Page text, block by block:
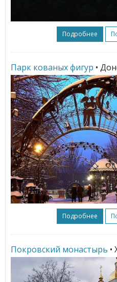
Подробнее
Парк кованых фигур •
Подробнее
Покровский монастырь •